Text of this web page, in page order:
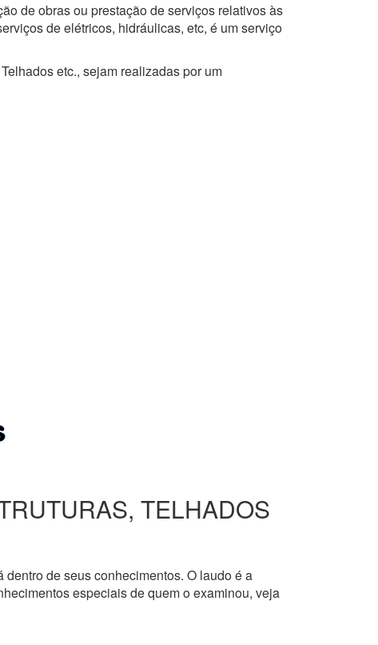
de obras ou prestação de serviços relativos às
de elétricos, hidráulicas, etc, é um serviço
etc., sejam realizadas por um
TELHADOS
de seus conhecimentos. O laudo é a
especiais de quem o examinou, veja